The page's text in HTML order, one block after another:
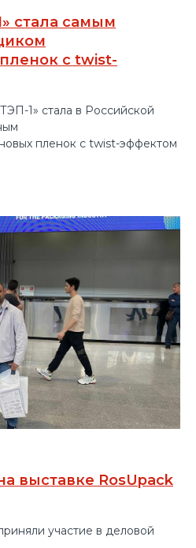
стала самым
с twist-
1» стала в Российской
пленок с twist-эффектом
выставке RosUpack
участие в деловой